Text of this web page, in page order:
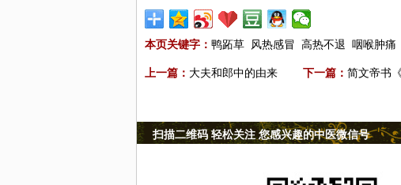
本页关键字： 鸭跖草 风热感冒 高热不退 咽喉肿痛
上一篇： 大夫和郎中的由来 下一篇： 简文帝书
扫描二维码 轻松关注 您感兴趣的中医微信号